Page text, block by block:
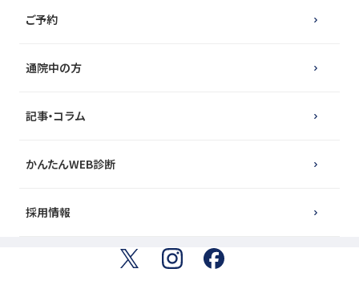
通院中の方
ご予約
記事・コラム
かんたんWEB診断
採用情報